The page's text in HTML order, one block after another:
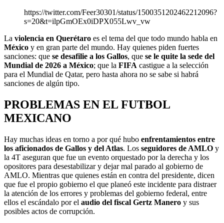
https://twitter.com/Feer30301/status/1500351202462212096?
s=20&t=ilpGmOEx0iDPX055Lwv_vw
La violencia en Querétaro es el tema del que todo mundo habla en
México y en gran parte del mundo. Hay quienes piden fuertes
sanciones: que se desafilie a los Gallos, que se le quite la sede del
Mundial de 2026 a México; que la FIFA castigue a la selección
para el Mundial de Qatar, pero hasta ahora no se sabe si habrá
sanciones de algún tipo.
PROBLEMAS EN EL FUTBOL
MEXICANO
Hay muchas ideas en torno a por qué hubo enfrentamientos entre
los aficionados de Gallos y del Atlas. Los seguidores de AMLO y
la 4T aseguran que fue un evento orquestado por la derecha y los
opositores para desestabilizar y dejar mal parado al gobierno de
AMLO. Mientras que quienes están en contra del presidente, dicen
que fue el propio gobierno el que planeó este incidente para distraer
la atención de los errores y problemas del gobierno federal, entre
ellos el escándalo por el audio del fiscal Gertz Manero y sus
posibles actos de corrupción.